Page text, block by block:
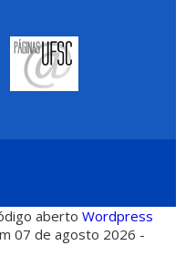
abertoWordpress
07 de agosto 2026 -